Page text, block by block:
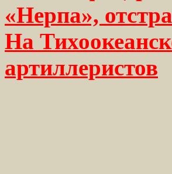
«Нерпа»,
На
артиллеристов